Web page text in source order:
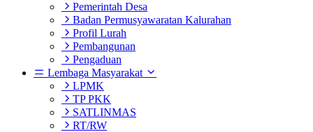
Pemerintah Desa
Badan Permusyawaratan Kalurahan
Profil Lurah
Pembangunan
Pengaduan
Lembaga Masyarakat
LPMK
TP PKK
SATLINMAS
RT/RW